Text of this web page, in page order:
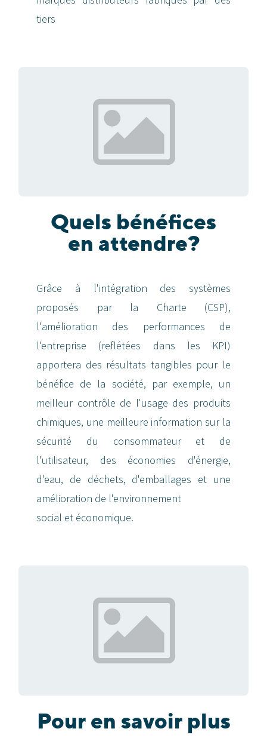
tiers
Quels bénéfices
en attendre?
Grâce à l'intégration des systèmes
proposés par la Charte (CSP),
l'amélioration des performances de
l'entreprise (reflétées dans les KPI)
apportera des résultats tangibles pour le
bénéfice de la société, par exemple, un
meilleur contrôle de l'usage des produits
chimiques, une meilleure information sur la
sécurité du consommateur et de
l'utilisateur, des économies d'énergie,
d'eau, de déchets, d'emballages et une
amélioration de l'environnement
social et économique.
Pour en savoir plus